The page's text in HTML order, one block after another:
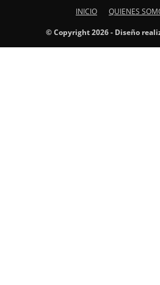
INICIO QUIENES
© Copyright 2026 - Diseño